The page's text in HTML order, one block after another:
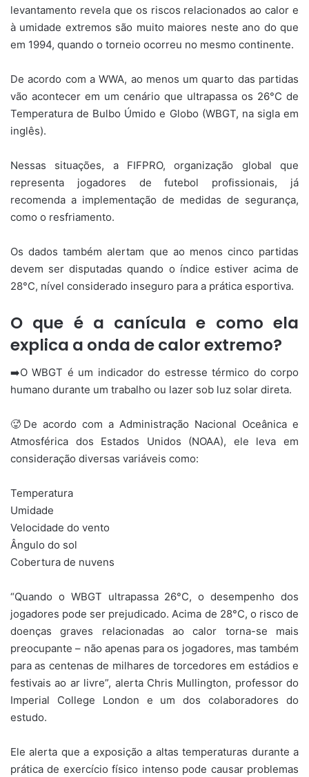
levantamento revela que os riscos relacionados ao calor e
à umidade extremos são muito maiores neste ano do que
em 1994, quando o torneio ocorreu no mesmo continente.
De acordo com a WWA, ao menos um quarto das partidas
vão acontecer em um cenário que ultrapassa os 26°C de
Temperatura de Bulbo Úmido e Globo (WBGT, na sigla em
inglês).
Nessas situações, a FIFPRO, organização global que
representa jogadores de futebol profissionais, já
recomenda a implementação de medidas de segurança,
como o resfriamento.
Os dados também alertam que ao menos cinco partidas
devem ser disputadas quando o índice estiver acima de
28°C, nível considerado inseguro para a prática esportiva.
O que é a canícula e como ela
explica a onda de calor extremo?
➡️O WBGT é um indicador do estresse térmico do corpo
humano durante um trabalho ou lazer sob luz solar direta.
🥵De acordo com a Administração Nacional Oceânica e
Atmosférica dos Estados Unidos (NOAA), ele leva em
consideração diversas variáveis como:
Temperatura
Umidade
Velocidade do vento
Ângulo do sol
Cobertura de nuvens
“Quando o WBGT ultrapassa 26°C, o desempenho dos
jogadores pode ser prejudicado. Acima de 28°C, o risco de
doenças graves relacionadas ao calor torna-se mais
preocupante – não apenas para os jogadores, mas também
para as centenas de milhares de torcedores em estádios e
festivais ao ar livre”, alerta Chris Mullington, professor do
Imperial College London e um dos colaboradores do
estudo.
Ele alerta que a exposição a altas temperaturas durante a
prática de exercício físico intenso pode causar problemas